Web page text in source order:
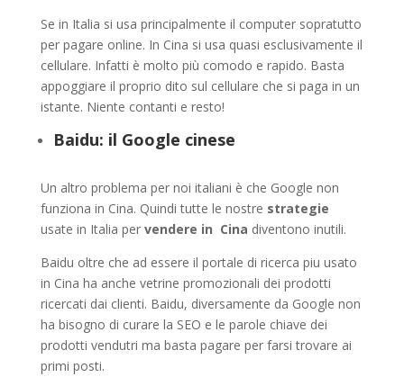
Se in Italia si usa principalmente il computer sopratutto
per pagare online. In Cina si usa quasi esclusivamente il
cellulare. Infatti è molto più comodo e rapido. Basta
appoggiare il proprio dito sul cellulare che si paga in un
istante. Niente contanti e resto!
Baidu: il Google cinese
Un altro problema per noi italiani è che Google non
funziona in Cina. Quindi tutte le nostre strategie
usate in Italia per vendere in Cina diventono inutili.
Baidu oltre che ad essere il portale di ricerca piu usato
in Cina ha anche vetrine promozionali dei prodotti
ricercati dai clienti. Baidu, diversamente da Google non
ha bisogno di curare la SEO e le parole chiave dei
prodotti vendutri ma basta pagare per farsi trovare ai
primi posti.